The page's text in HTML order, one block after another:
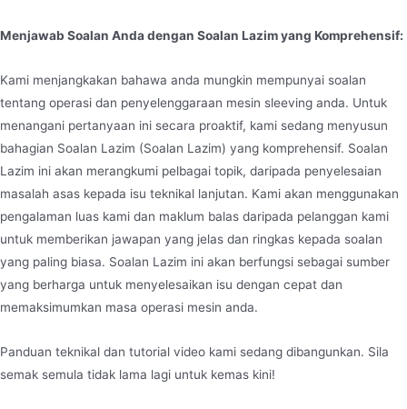
Menjawab Soalan Anda dengan Soalan Lazim yang Komprehensif:
Kami menjangkakan bahawa anda mungkin mempunyai soalan
tentang operasi dan penyelenggaraan mesin sleeving anda. Untuk
menangani pertanyaan ini secara proaktif, kami sedang menyusun
bahagian Soalan Lazim (Soalan Lazim) yang komprehensif. Soalan
Lazim ini akan merangkumi pelbagai topik, daripada penyelesaian
masalah asas kepada isu teknikal lanjutan. Kami akan menggunakan
pengalaman luas kami dan maklum balas daripada pelanggan kami
untuk memberikan jawapan yang jelas dan ringkas kepada soalan
yang paling biasa. Soalan Lazim ini akan berfungsi sebagai sumber
yang berharga untuk menyelesaikan isu dengan cepat dan
memaksimumkan masa operasi mesin anda.
Panduan teknikal dan tutorial video kami sedang dibangunkan. Sila
semak semula tidak lama lagi untuk kemas kini!